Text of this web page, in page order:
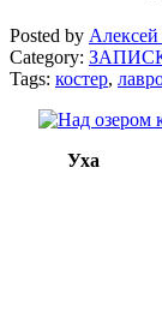
Posted by
Category:
Tags: костер,
Уха